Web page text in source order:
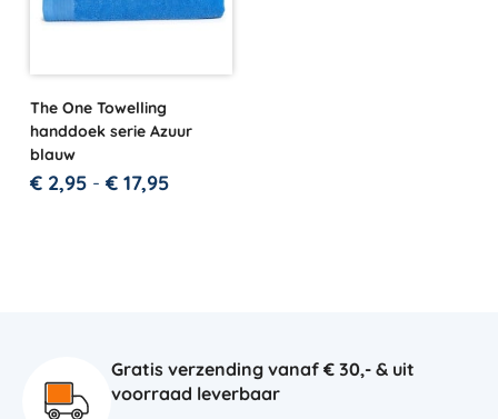
The One Towelling
handdoek serie Azuur
blauw
€ 2,95 - € 17,95
Gratis verzending vanaf € 30,- & uit
voorraad leverbaar